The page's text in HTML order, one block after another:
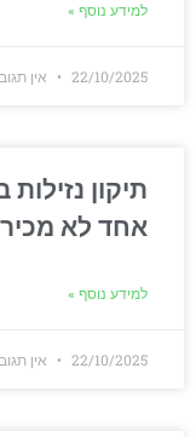
למידע נוסף »
22/10/2025 אין
תיקון
אחד לא מכיר
למידע נוסף »
22/10/2025 אין